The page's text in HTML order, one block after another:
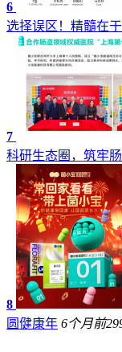
6
选择误区！精髓在于
7
科研生态圈，筑牢
8
圆健康年 6个月前